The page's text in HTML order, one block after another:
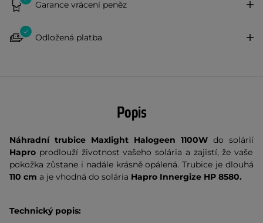
Garance vrácení peněz
Odložená platba
Popis
Náhradní trubice Maxlight Halogeen 1100W do solárií
Hapro prodlouží životnost vašeho solária a zajistí, že vaše
pokožka zůstane i nadále krásně opálená. Trubice je dlouhá
110 cm a je vhodná do solária Hapro Innergize HP 8580.
Technický popis: